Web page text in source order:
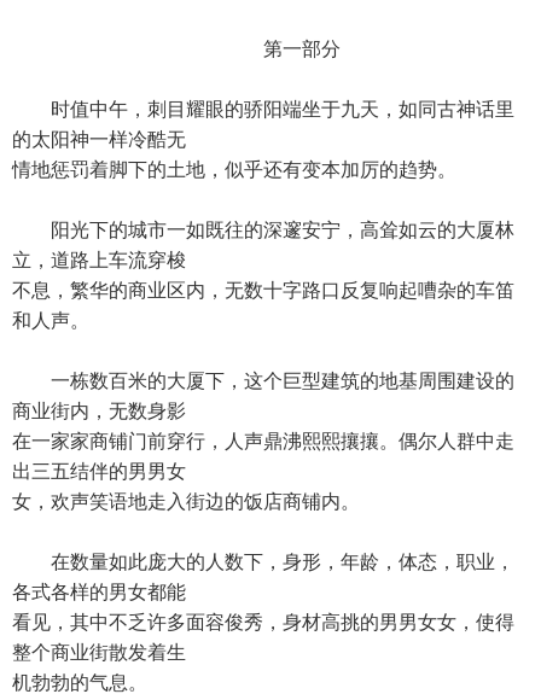
第一部分
时值中午，刺目耀眼的骄阳端坐于九天，如同古神话里
的太阳神一样冷酷无
情地惩罚着脚下的土地，似乎还有变本加厉的趋势。
阳光下的城市一如既往的深邃安宁，高耸如云的大厦林
立，道路上车流穿梭
不息，繁华的商业区内，无数十字路口反复响起嘈杂的车笛
和人声。
一栋数百米的大厦下，这个巨型建筑的地基周围建设的
商业街内，无数身影
在一家家商铺门前穿行，人声鼎沸熙熙攘攘。偶尔人群中走
出三五结伴的男男女
女，欢声笑语地走入街边的饭店商铺内。
在数量如此庞大的人数下，身形，年龄，体态，职业，
各式各样的男女都能
看见，其中不乏许多面容俊秀，身材高挑的男男女女，使得
整个商业街散发着生
机勃勃的气息。